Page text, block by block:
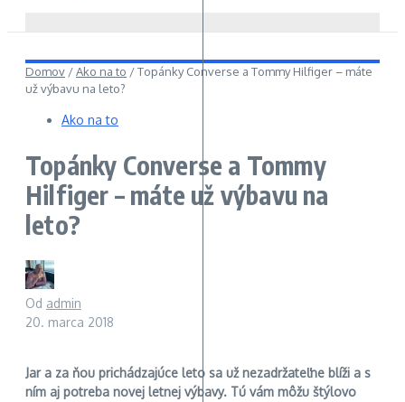
Domov /Ako na to /Topánky Converse a Tommy Hilfiger – máte
už výbavu na leto?
Ako na to
Topánky Converse a Tommy
Hilfiger – máte už výbavu na
leto?
Od admin
20. marca 2018
Jar a za ňou prichádzajúce leto sa už nezadržateľne blíži a s
ním aj potreba novej letnej výbavy. Tú vám môžu štýlovo